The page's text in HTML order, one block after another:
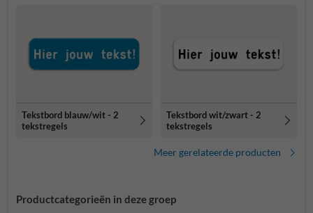
Tekstbord blauw/wit - 2
tekstregels
Tekstbord wit/zwart - 2
tekstregels
Meer gerelateerde producten
Productcategorieën in deze groep